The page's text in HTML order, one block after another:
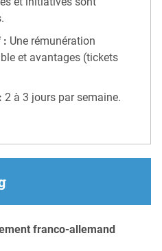
: Une rémunération
et avantages (tickets
2 à 3 jours par semaine.
franco-allemand